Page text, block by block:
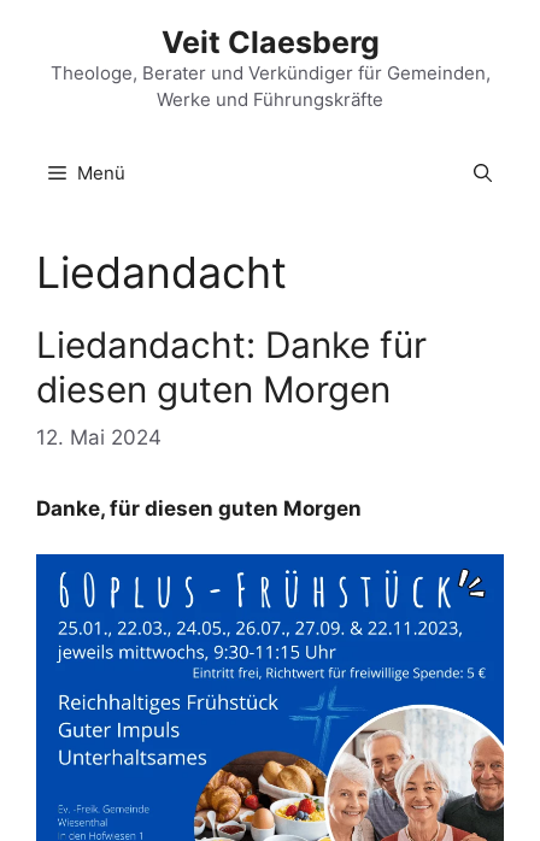
springen
Veit Claesberg
Theologe, Berater und Verkündiger für Gemeinden,
Werke und Führungskräfte
Menü
Liedandacht
Liedandacht: Danke für
diesen guten Morgen
12. Mai 2024
Danke, für diesen guten Morgen